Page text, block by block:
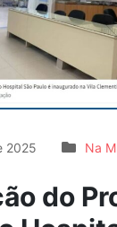
2025 Na
do